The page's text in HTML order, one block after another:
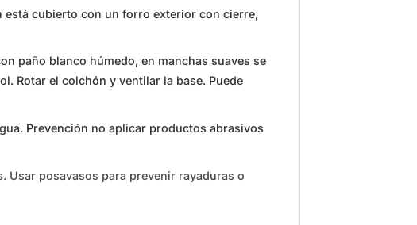
está cubierto con un forro exterior con cierre,
paño blanco húmedo, en manchas suaves se
Rotar el colchón y ventilar la base. Puede
Prevención no aplicar productos abrasivos
posavasos para prevenir rayaduras o